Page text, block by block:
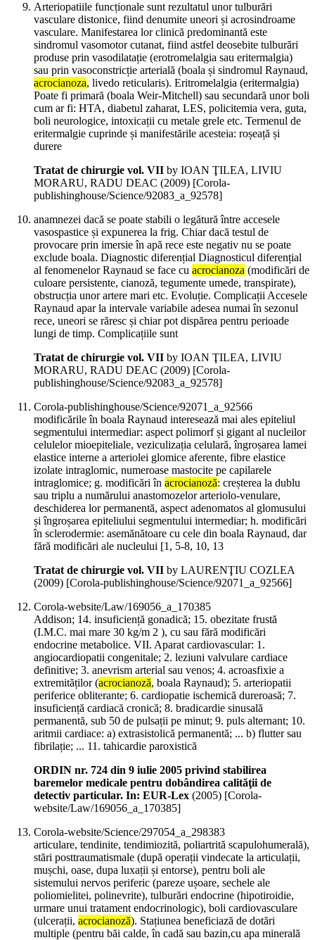
Arteriopatiile funcționale sunt rezultatul unor tulburări
vasculare distonice, fiind denumite uneori și acrosindroame
vasculare. Manifestarea lor clinică predominantă este
sindromul vasomotor cutanat, fiind astfel deosebite tulburări
produse prin vasodilatație (erotromelalgia sau eritermalgia)
sau prin vasoconstricție arterială (boala și sindromul Raynaud,
acrocianoza, livedo reticularis). Eritromelalgia (eritermalgia)
Poate fi primară (boala Weir-Mitchell) sau secundară unor boli
cum ar fi: HTA, diabetul zaharat, LES, policitemia vera, guta,
boli neurologice, intoxicații cu metale grele etc. Termenul de
eritermalgie cuprinde și manifestările acesteia: roșeață și
durere
Tratat de chirurgie vol. VII by IOAN ŢILEA, LIVIU
MORARU, RADU DEAC (2009) [Corola-
publishinghouse/Science/92083_a_92578]
anamnezei dacă se poate stabili o legătură între accesele
vasospastice și expunerea la frig. Chiar dacă testul de
provocare prin imersie în apă rece este negativ nu se poate
exclude boala. Diagnostic diferențial Diagnosticul diferențial
al fenomenelor Raynaud se face cu acrocianoza (modificări de
culoare persistente, cianoză, tegumente umede, transpirate),
obstrucția unor artere mari etc. Evoluție. Complicații Accesele
Raynaud apar la intervale variabile adesea numai în sezonul
rece, uneori se răresc și chiar pot dispărea pentru perioade
lungi de timp. Complicațiile sunt
Tratat de chirurgie vol. VII by IOAN ŢILEA, LIVIU
MORARU, RADU DEAC (2009) [Corola-
publishinghouse/Science/92083_a_92578]
Corola-publishinghouse/Science/92071_a_92566
modificările în boala Raynaud interesează mai ales epiteliul
segmentului intermediar: aspect polimorf și gigant al nucleilor
celulelor mioepiteliale, veziculizația celulară, îngroșarea lamei
elastice interne a arteriolei glomice aferente, fibre elastice
izolate intraglomic, numeroase mastocite pe capilarele
intraglomice; g. modificări în acrocianoză: creșterea la dublu
sau triplu a numărului anastomozelor arteriolo-venulare,
deschiderea lor permanentă, aspect adenomatos al glomusului
și îngroșarea epiteliului segmentului intermediar; h. modificări
în sclerodermie: asemănătoare cu cele din boala Raynaud, dar
fără modificări ale nucleului [1, 5-8, 10, 13
Tratat de chirurgie vol. VII by LAURENŢIU COZLEA
(2009) [Corola-publishinghouse/Science/92071_a_92566]
Corola-website/Law/169056_a_170385
Addison; 14. insuficiență gonadică; 15. obezitate frustă
(I.M.C. mai mare 30 kg/m 2 ), cu sau fără modificări
endocrine metabolice. VII. Aparat cardiovascular: 1.
angiocardiopatii congenitale; 2. leziuni valvulare cardiace
definitive; 3. anevrism arterial sau venos; 4. acroasfixie a
extremităților (acrocianoză, boala Raynaud); 5. arteriopatii
periferice obliterante; 6. cardiopatie ischemică dureroasă; 7.
insuficiență cardiacă cronică; 8. bradicardie sinusală
permanentă, sub 50 de pulsații pe minut; 9. puls alternant; 10.
aritmii cardiace: a) extrasistolică permanentă; ... b) flutter sau
fibrilație; ... 11. tahicardie paroxistică
ORDIN nr. 724 din 9 iulie 2005 privind stabilirea
baremelor medicale pentru dobândirea calităţii de
detectiv particular. In: EUR-Lex (2005) [Corola-
website/Law/169056_a_170385]
Corola-website/Science/297054_a_298383
articulare, tendinite, tendimiozită, poliartrită scapulohumerală),
stări posttraumatismale (după operații vindecate la articulații,
mușchi, oase, dupa luxații și entorse), pentru boli ale
sistemului nervos periferic (pareze ușoare, sechele ale
poliomielitei, polinevrite), tulburări endocrine (hipotiroidie,
urmare unui tratament endocrinologic), boli cardiovasculare
(ulcerații, acrocianoză). Stațiunea beneficiază de dotări
multiple (pentru băi calde, în cadă sau bazin,cu apa minerală